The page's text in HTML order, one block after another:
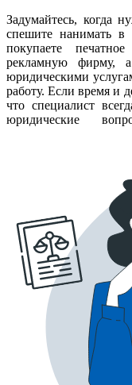
Задумайтесь, когда
спешите нанимать в
покупаете
рекламную фирму,
юридическими
работу. Если время и
что специалист
юридические